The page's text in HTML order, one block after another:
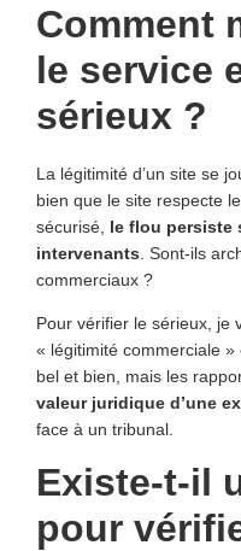
Comment
le service
sérieux ?
La légitimité d’un site se
bien que le site respecte
sécurisé, le flou persiste
intervenants . Sont-ils
commerciaux ?
Pour vérifier le sérieux, je
« légitimité commerciale
bel et bien, mais les
valeur juridique d’une
face à un tribunal.
Existe-t-il
pour